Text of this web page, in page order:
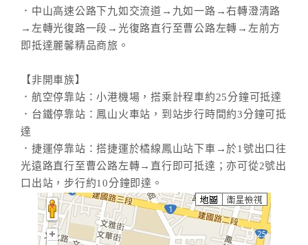
．中山高速公路下九如交流道→九如一路→右轉澄清路
→左轉光復路一段→光復路直行至曹公路左轉→左前方
即抵達麗馨精品商旅。
【非開車族】
．航空停靠站：小港機場，搭乘計程車約25分鐘可抵達
．台鐵停靠站：鳳山火車站，到站步行時間約3分鐘可抵
達
．捷運停靠站：搭捷運於橘線鳳山站下車→於1號出口往
光遠路直行至曹公路左轉→直行即可抵達；亦可從2號出
口出站，步行約10分鐘即達。